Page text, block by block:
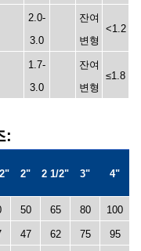
2.0-
3.0
잔여
변형
<1.2
1.7-
3.0
잔여
변형
≤1.8
:
2" 2 1/2" 3" 4"
50 65 80 100
47 62 75 95